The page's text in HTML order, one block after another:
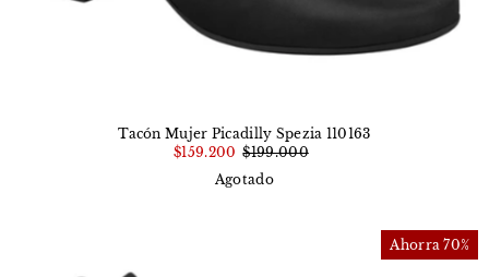
Tacón Mujer Picadilly Spezia 110163
$159.200 $199.000
Agotado
Ahorra 70%